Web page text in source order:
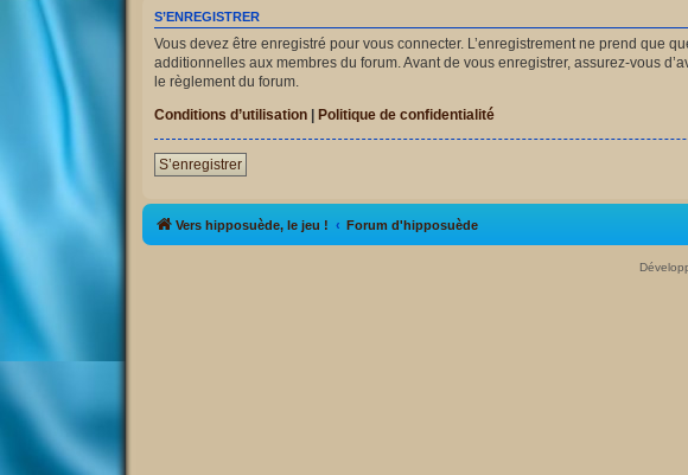
S’ENREGISTRER
Vous devez être enregistré pour vous connecter. L’enregistrement ne prend que
additionnelles aux membres du forum. Avant de vous enregistrer, assurez-vous
le règlement du forum.
Conditions d’utilisation
Politique de confidentialité
S’enregistrer
Vers hipposuède, le jeu ! Forum d'hipposuède